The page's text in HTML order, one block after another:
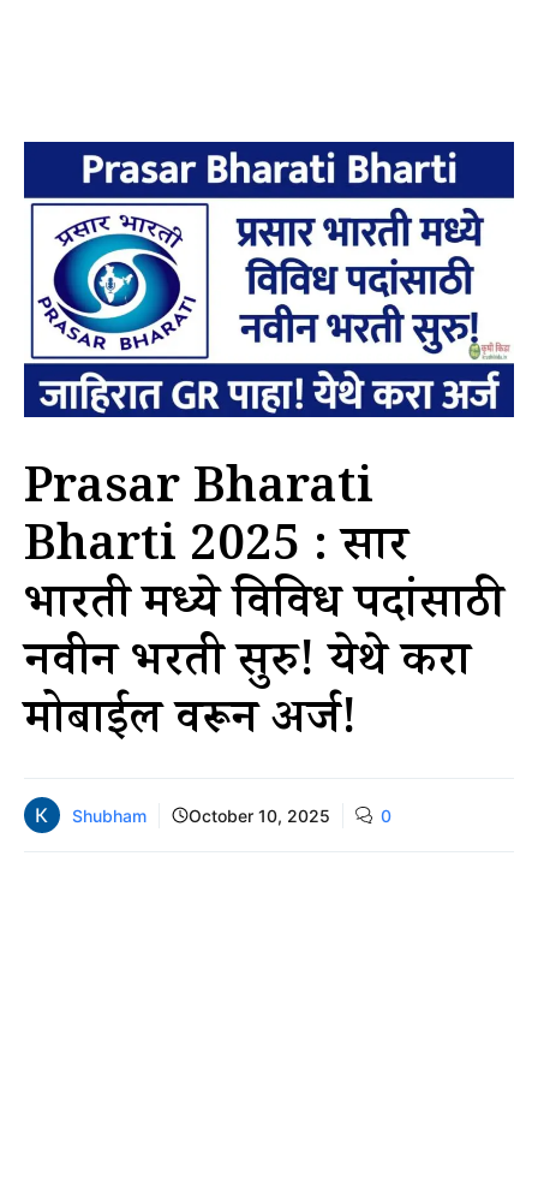
Prasar Bharati
Bharti 2025 : प्रसार
भारती मध्ये विविध पदांसाठी
नवीन भरती सुरु! येथे करा
मोबाईल वरून अर्ज!
Shubham October 10, 2025 0